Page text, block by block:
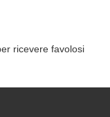
ricevere favolosi